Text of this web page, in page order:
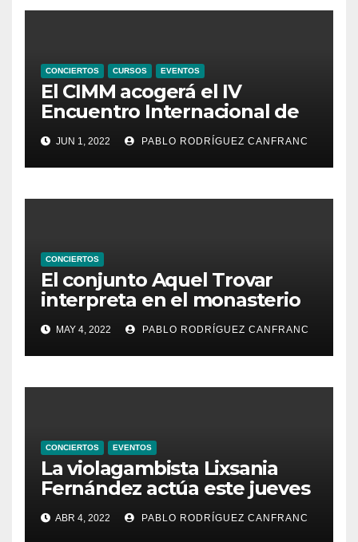
CONCIERTOS CURSOS EVENTOS
El CIMM acogerá el IV
Encuentro Internacional de
Ministriles
JUN 1, 2022 PABLO RODRÍGUEZ CANFRANC
CONCIERTOS
El conjunto Aquel Trovar
interpreta en el monasterio
de Santa María de la
Valldigna las cantigas de
Alfonso X el Sabio
MAY 4, 2022 PABLO RODRÍGUEZ CANFRANC
CONCIERTOS EVENTOS
La violagambista Lixsania
Fernández actúa este jueves
en el ciclo de música en
directo de Fundación Cañada
ABR 4, 2022 PABLO RODRÍGUEZ CANFRANC